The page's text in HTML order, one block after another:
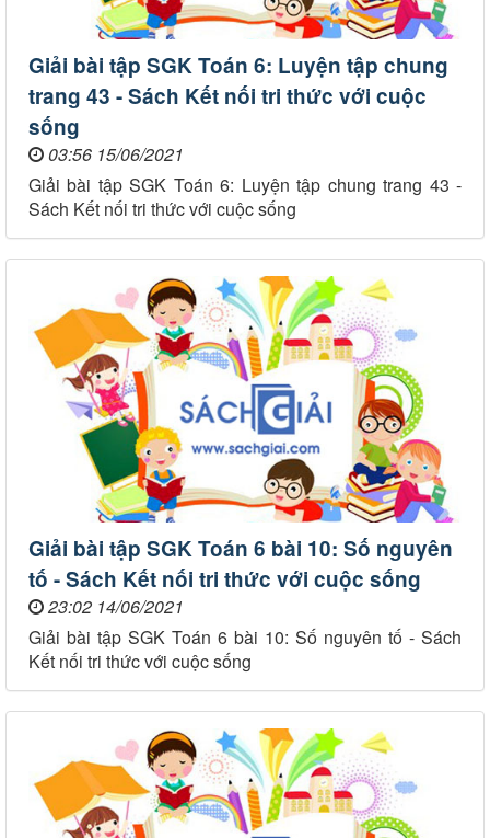
Giải bài tập SGK Toán 6: Luyện tập chung
trang 43 - Sách Kết nối tri thức với cuộc
sống
03:56 15/06/2021
Giải bài tập SGK Toán 6: Luyện tập chung trang 43 -
Sách Kết nối tri thức với cuộc sống
Giải bài tập SGK Toán 6 bài 10: Số nguyên
tố - Sách Kết nối tri thức với cuộc sống
23:02 14/06/2021
Giải bài tập SGK Toán 6 bài 10: Số nguyên tố - Sách
Kết nối tri thức với cuộc sống